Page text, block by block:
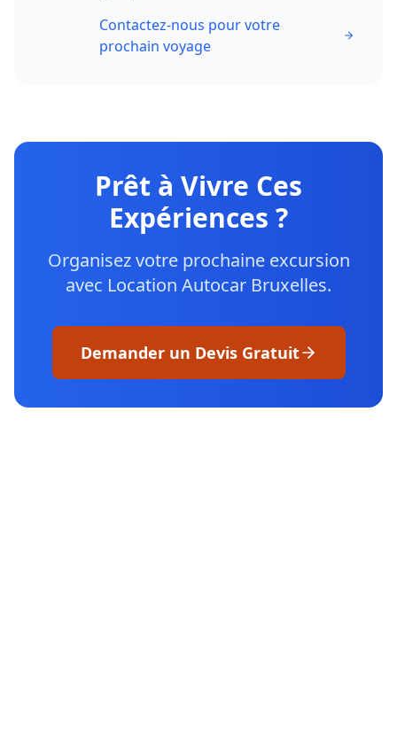
Contactez-nous pour votre
prochain voyage
Prêt à Vivre Ces
Expériences ?
Organisez votre prochaine excursion
avec Location Autocar Bruxelles.
Demander un Devis Gratuit